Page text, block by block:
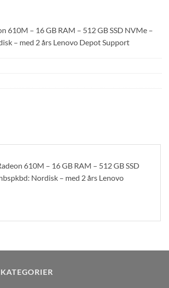
610M – 16 GB RAM – 512 GB SSD NVMe –
– med 2 års Lenovo Depot Support
610M – 16 GB RAM – 512 GB SSD
Nordisk – med 2 års Lenovo